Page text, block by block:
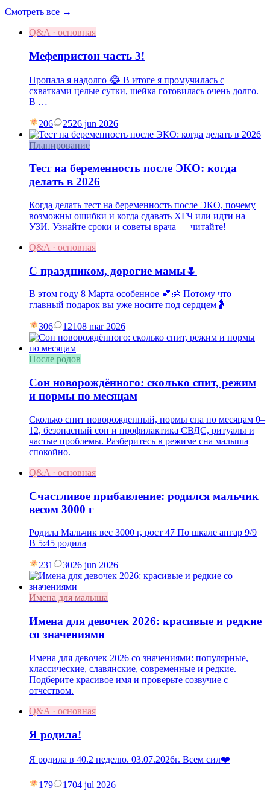
Смотреть все →
Q&A · основная
Мефепристон часть 3!
Пропала я надолго 😂 В итоге я промучилась с
схватками целые сутки, шейка готовилась очень долго.
В …
206 2526 jun 2026
Планирование
Тест на беременность после ЭКО: когда
делать в 2026
Когда делать тест на беременность после ЭКО, почему
возможны ошибки и когда сдавать ХГЧ или идти на
УЗИ. Узнайте сроки и советы врача — читайте!
Q&A · основная
С праздником, дорогие мамы🌷
В этом году 8 Марта особенное 💕👶 Потому что
главный подарок вы уже носите под сердцем🤰
306 12108 mar 2026
После родов
Сон новорождённого: сколько спит, режим
и нормы по месяцам
Сколько спит новорожденный, нормы сна по месяцам 0–
12, безопасный сон и профилактика СВДС, ритуалы и
частые проблемы. Разберитесь в режиме сна малыша
спокойно.
Q&A · основная
Счастливое прибавление: родился мальчик
весом 3000 г
Родила Мальчик вес 3000 г, рост 47 По шкале апгар 9/9
В 5:45 родила
231 3026 jun 2026
Имена для малыша
Имена для девочек 2026: красивые и редкие
со значениями
Имена для девочек 2026 со значениями: популярные,
классические, славянские, современные и редкие.
Подберите красивое имя и проверьте созвучие с
отчеством.
Q&A · основная
Я родила!
Я родила в 40.2 неделю. 03.07.2026г. Всем сил❤️
179 1704 jul 2026